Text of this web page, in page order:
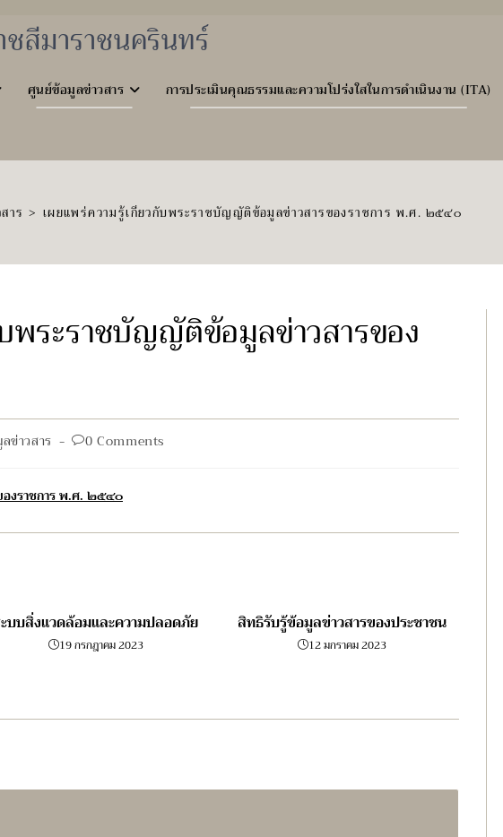
ชสีมาราชนครินทร์
ศูนย์ข้อมูลข่าวสาร การประเมินคุณธรรมและความโปร่งใสในการดำเนินงาน (ITA)
าร > เผยแพร่ความรู้เกี่ยวกับพระราชบัญญัติข้อมูลข่าวสารของราชการ พ.ศ. ๒๕๔๐
พระราชบัญญัติข้อมูลข่าวสารของ
ข่าวสาร Post0 Comments
องราชการ พ.ศ. ๒๕๔๐
บบสิ่งแวดล้อมและความปลอดภัย
19 กรกฎาคม 2023
สิทธิรับรู้ข้อมูลข่าวสารของประชาชน
12 มกราคม 2023